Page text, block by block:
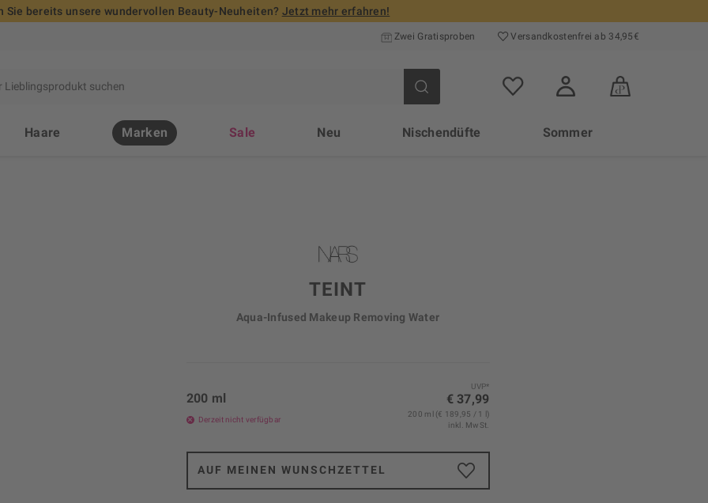
Sie bereits unsere wundervollen Beauty-Neuheiten? Jetzt mehr erfahren!
Zwei Gratisproben Versand­kosten­frei ab 34,95€
Haare Marken Sale Neu Nischendüfte Sommer
TEINT
Aqua-Infused Makeup Removing Water
UVP*
€ 37,99
200 ml
Derzeit nicht verfügbar
200 ml (€ 189,95 / 1 l)
inkl. MwSt.
AUF MEINEN WUNSCHZETTEL